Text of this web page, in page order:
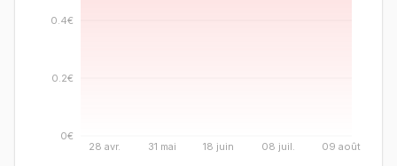
28 avr. 31 mai 18 juin 08 juil. 09 août
0€
0.2€
0.4€